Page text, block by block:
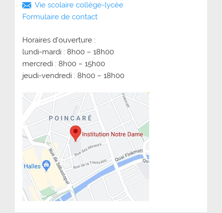
Vie scolaire collège-lycée
Formulaire de contact
Horaires d’ouverture :
lundi-mardi : 8h00 – 18h00
mercredi : 8h00 – 15h00
jeudi-vendredi : 8h00 – 18h00